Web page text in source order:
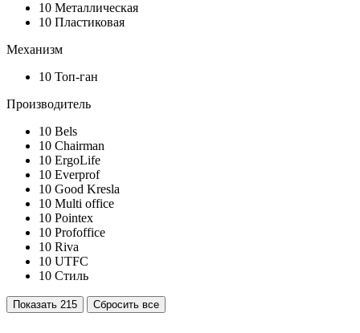
10 Металлическая
10 Пластиковая
Механизм
10 Топ-ган
Производитель
10 Bels
10 Chairman
10 ErgoLife
10 Everprof
10 Good Kresla
10 Multi office
10 Pointex
10 Profoffice
10 Riva
10 UTFC
10 Стиль
Показать 215 Сбросить все